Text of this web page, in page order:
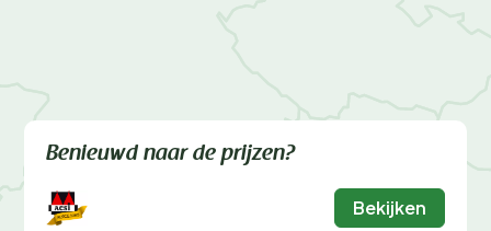
Benieuwd naar de prijzen?
Bekijken